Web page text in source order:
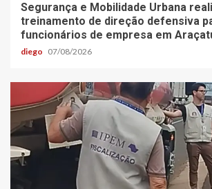
Segurança e Mobilidade Urbana
treinamento de direção defensiva
funcionários de empresa em
diego 07/08/2026